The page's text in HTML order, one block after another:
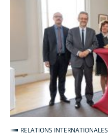
d’État
pour
débattre
de
troisRELATIONS INTERNATIONALES